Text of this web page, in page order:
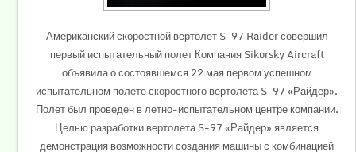
Американский скоростной вертолет S-97 Raider совершил
первый испытательный полет Компания Sikorsky Aircraft
объявила о состоявшемся 22 мая первом успешном
испытательном полете скоростного вертолета S-97 «Райдер».
Полет был проведен в летно-испытательном центре компании.
Целью разработки вертолета S-97 «Райдер» является
демонстрация возможности создания машины с комбинацией